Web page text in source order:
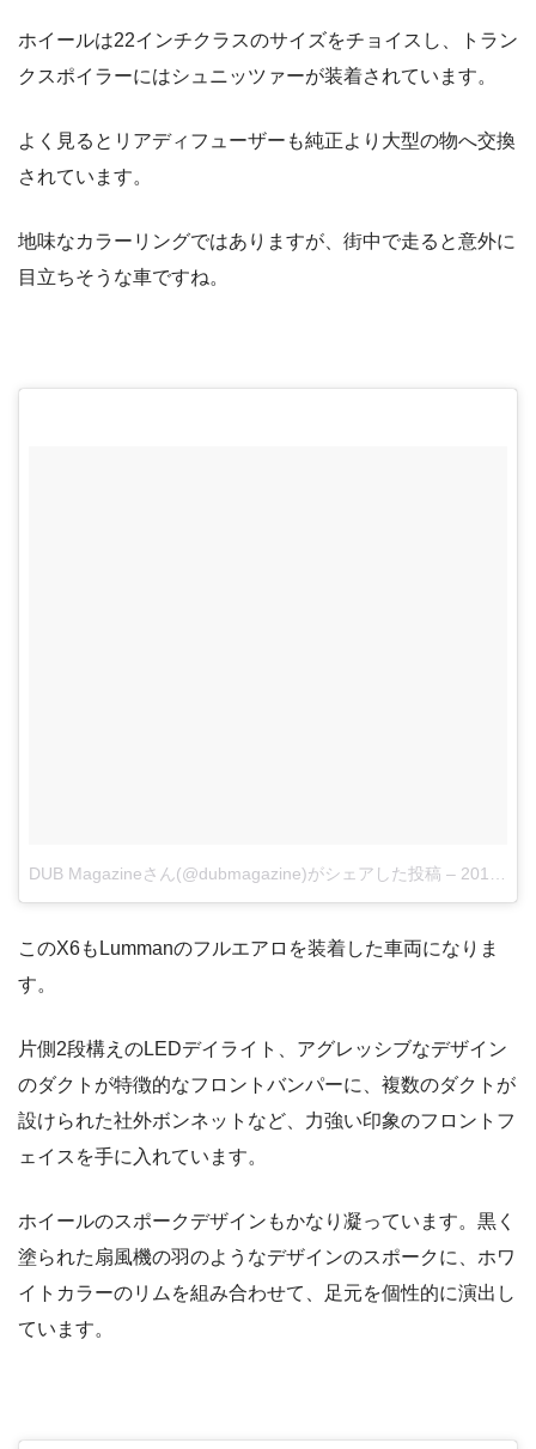
ホイールは22インチクラスのサイズをチョイスし、トラン
クスポイラーにはシュニッツァーが装着されています。
よく見るとリアディフューザーも純正より大型の物へ交換
されています。
地味なカラーリングではありますが、街中で走ると意外に
目立ちそうな車ですね。
DUB Magazineさん(@dubmagazine)がシェアした投稿 – 2018年 4月月17日午後9時32分PDT
このX6もLummanのフルエアロを装着した車両になりま
す。
片側2段構えのLEDデイライト、アグレッシブなデザイン
のダクトが特徴的なフロントバンパーに、複数のダクトが
設けられた社外ボンネットなど、力強い印象のフロントフ
ェイスを手に入れています。
ホイールのスポークデザインもかなり凝っています。黒く
塗られた扇風機の羽のようなデザインのスポークに、ホワ
イトカラーのリムを組み合わせて、足元を個性的に演出し
ています。